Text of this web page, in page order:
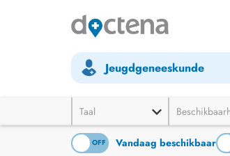
Jeugdgeneeskunde
Taal
OFF Vandaag beschikbaar
ON